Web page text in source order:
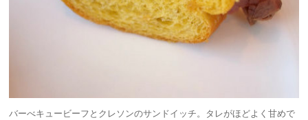
バーべキュービーフとクレソンのサンドイッチ。タレがほどよく甘めで